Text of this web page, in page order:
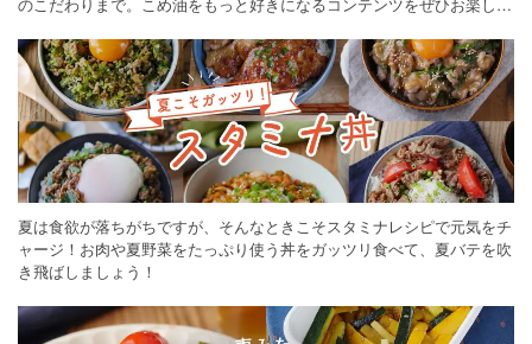
のこだわりまで。こめ油をもっと好きになるコンテンツをぜひお楽しみ
夏は食欲が落ちがちですが、そんなときこそスタミナレシピで元気をチ
ャージ！お肉や夏野菜をたっぷり使う丼をガッツリ食べて、夏バテを吹
き飛ばしましょう！